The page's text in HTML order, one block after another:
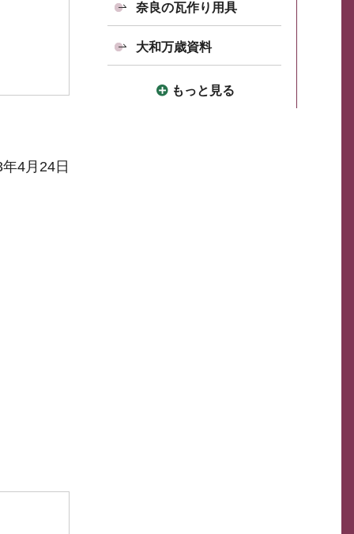
4月24日
奈良の瓦作り用具
大和万歳資料
もっと見る